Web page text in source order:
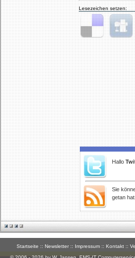
Lesezeichen setzen:
Delicious Digg
Hallo
Sie
getan hat.
Startseite :: Newsletter :: Impressum :: Kontakt ::